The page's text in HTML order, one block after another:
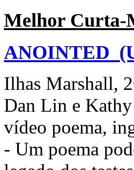
Melhor Curta-
ANOINTED
Ilhas Marshall,
Dan Lin e
vídeo poema,
- Um poema